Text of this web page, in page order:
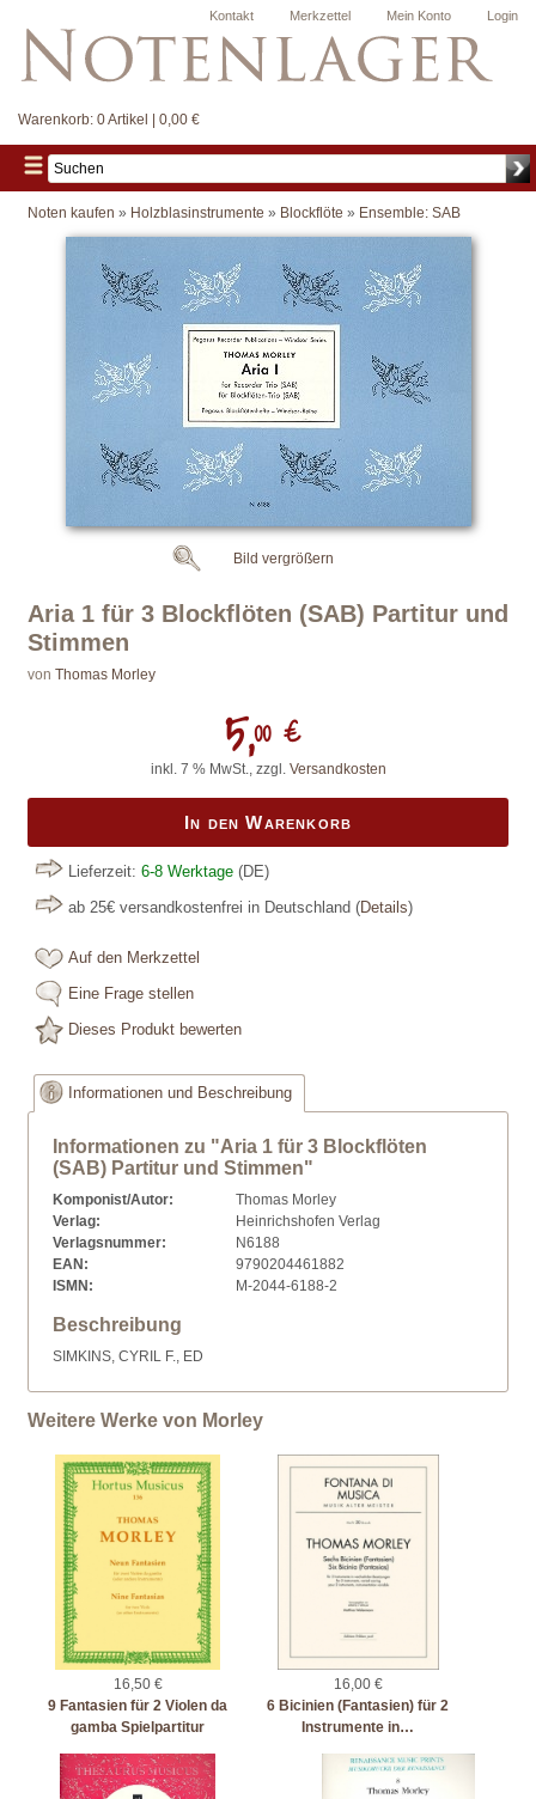
Login
Mein Konto
Merkzettel
Kontakt
Warenkorb: 0 Artikel | 0,00 €
Noten kaufen » Holzblasinstrumente » Blockflöte » Ensemble: SAB
Aria 1 für 3 Blockflöten (SAB) Partitur und
Stimmen
von Thomas Morley
5,00 €
inkl. 7 % MwSt., zzgl. Versandkosten
In den Warenkorb
Lieferzeit: 6-8 Werktage (DE)
ab 25€ versandkostenfrei in Deutschland (Details)
Auf den Merkzettel
Eine Frage stellen
Dieses Produkt bewerten
Bild vergrößern
Informationen und Beschreibung
Informationen zu "Aria 1 für 3 Blockflöten
(SAB) Partitur und Stimmen"
Komponist/Autor:
Thomas Morley
Verlag:
Heinrichshofen Verlag
Verlagsnummer:
N6188
EAN:
9790204461882
ISMN:
M-2044-6188-2
Beschreibung
SIMKINS, CYRIL F., ED
Weitere Werke von Morley
16,50 €
9 Fantasien für 2 Violen da
gamba Spielpartitur
16,00 €
6 Bicinien (Fantasien) für 2
Instrumente in…